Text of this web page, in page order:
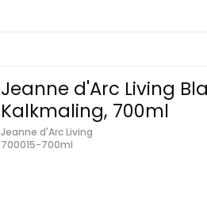
Jeanne d'Arc Living
Kalkmaling, 700ml
Jeanne d'Arc Living
700015-700ml